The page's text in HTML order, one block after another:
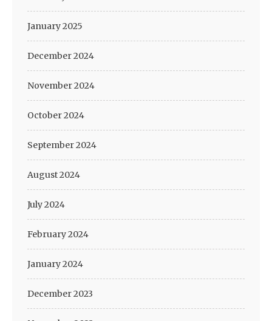
January 2025
December 2024
November 2024
October 2024
September 2024
August 2024
July 2024
February 2024
January 2024
December 2023